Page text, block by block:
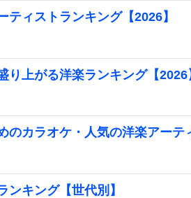
ティストランキング【2026】
り上がる洋楽ランキング【2026
のカラオケ・人気の洋楽アーテ
ンキング【世代別】